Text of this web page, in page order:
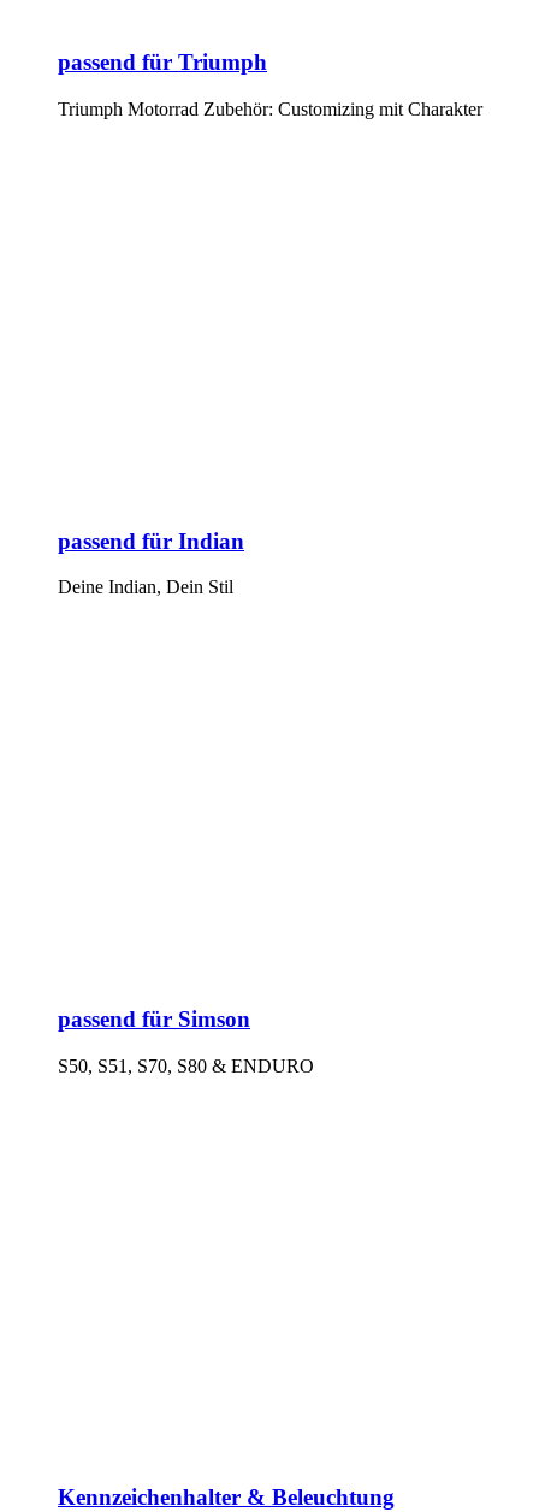
passend für Triumph
Triumph Motorrad Zubehör: Customizing mit Charakter
passend für Indian
Deine Indian, Dein Stil
passend für Simson
S50, S51, S70, S80 & ENDURO
Kennzeichenhalter & Beleuchtung